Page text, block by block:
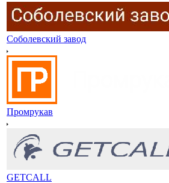
Соболевский завод
Промрукав
GETCALL